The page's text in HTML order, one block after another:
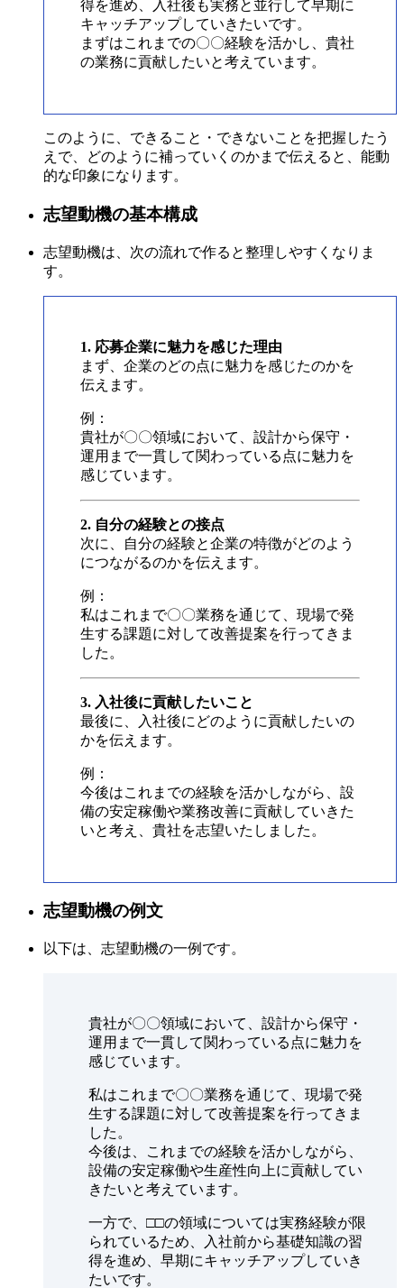
得を進め、入社後も実務と並行して早期に
キャッチアップしていきたいです。
まずはこれまでの〇〇経験を活かし、貴社
の業務に貢献したいと考えています。
このように、できること・できないことを把握したう
えで、どのように補っていくのかまで伝えると、能動
的な印象になります。
志望動機の基本構成
志望動機は、次の流れで作ると整理しやすくなりま
す。
1. 応募企業に魅力を感じた理由
まず、企業のどの点に魅力を感じたのかを
伝えます。
例：
貴社が〇〇領域において、設計から保守・
運用まで一貫して関わっている点に魅力を
感じています。
2. 自分の経験との接点
次に、自分の経験と企業の特徴がどのよう
につながるのかを伝えます。
例：
私はこれまで〇〇業務を通じて、現場で発
生する課題に対して改善提案を行ってきま
した。
3. 入社後に貢献したいこと
最後に、入社後にどのように貢献したいの
かを伝えます。
例：
今後はこれまでの経験を活かしながら、設
備の安定稼働や業務改善に貢献していきた
いと考え、貴社を志望いたしました。
志望動機の例文
以下は、志望動機の一例です。
貴社が〇〇領域において、設計から保守・
運用まで一貫して関わっている点に魅力を
感じています。
私はこれまで〇〇業務を通じて、現場で発
生する課題に対して改善提案を行ってきま
した。
今後は、これまでの経験を活かしながら、
設備の安定稼働や生産性向上に貢献してい
きたいと考えています。
一方で、□□の領域については実務経験が限
られているため、入社前から基礎知識の習
得を進め、早期にキャッチアップしていき
たいです。